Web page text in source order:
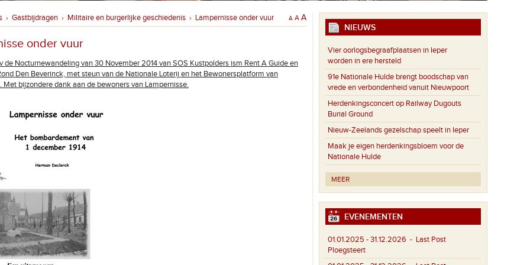
› Gastbijdragen › Militaire en burgerlijke geschiedenis › Lampernisse onder vuur A A A
onder vuur
de Nocturnewandeling van 30 November 2014 van SOS Kustpolders ism Rent A Guide en
Den Beverinck, met steun van de Nationale Loterij en het Bewonersplatform van
Met bijzondere dank aan de bewoners van Lampernisse.
NIEUWS
Vier oorlogsbegraafplaatsen in Ieper
worden in ere hersteld
91e Nationale Hulde brengt boodschap van
vrede en verbondenheid vanuit Nieuwpoort
Herdenkingsconcert op Railway Dugouts
Burial Ground
Nieuw-Zeelands gezelschap speelt in Ieper
Maak je eigen herdenkingsbloem voor de
Nationale Hulde
MEER
EVENEMENTEN
01.01.2025 - 31.12.2026 - Last Post
Ploegsteert